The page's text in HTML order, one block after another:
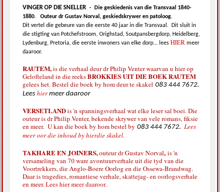
VINGER OP DIE SNELLER -Die geskiedenis van die Transvaal 1840-
1880.Outeur dr Gustav Norval, geskiedskrywer en patoloog.
Dit vertel die gebeure van die eerste 40 jaar in die Transvaal.Dit sluit in
die stigting van Potchefstroom, Orighstad, Soutpansbergdorp, Heidelberg,
Lydenburg, Pretoria, die eerste inwoners van elke dorp... leesHIER meer
daaroor.
RAUTEM,is die verhaal deur dr Philip Venter waarvan u hier op
Gelofteland in die reeksBROKKIES UIT DIE BOEK RAUTEM
gelees het. Bestel die boek by hom deur te skakel083 444 7672.
Leeshiermeer daaroor
VERSETLANDis 'n spanningsverhaal wat elke leser sal boei. Die
outeur is dr Philip Venter, bekende skrywer van vele romans, fiksie
en meer. U kan die boek by hom bestel by083 444 7672.Lees
meer oor die inhoud by hierdie skakel.
TAKHARE EN JOINERS,outeur dr Gustav Norval, is 'n
versameling van 70 ware avontuurverhale uit die tyd van die
Voortrekkers, die Anglo-Boere Oorlog en die Ossewa-Brandwag.
Daar is tragedies, romantiese verhale, skattejag- en oorlogsverhale
en meer.Lees hier meer daaroor.